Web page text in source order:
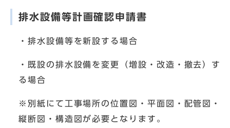
排水設備等計画確認申請書
・排水設備等を新設する場合
・既設の排水設備を変更（増設・改造・撤去）す
る場合
※別紙にて工事場所の位置図・平面図・配管図・
縦断図・構造図が必要となります。